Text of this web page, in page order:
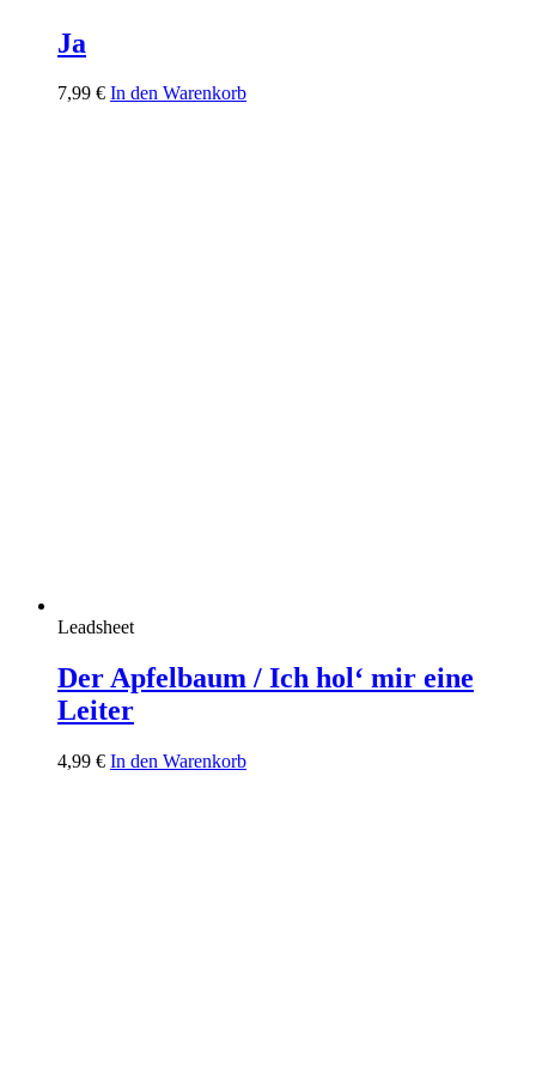
Ja
7,99 € In den Warenkorb
Leadsheet
Der Apfelbaum / Ich hol‘ mir eine
Leiter
4,99 € In den Warenkorb